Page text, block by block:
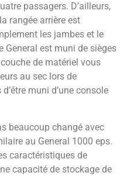
passagers. D’ailleurs,
rangée arrière est
les jambes et le
General est muni de sièges
de matériel vous
au sec lors de
muni d’une console
beaucoup changé avec
au General 1000 eps.
caractéristiques de
capacité de stockage de